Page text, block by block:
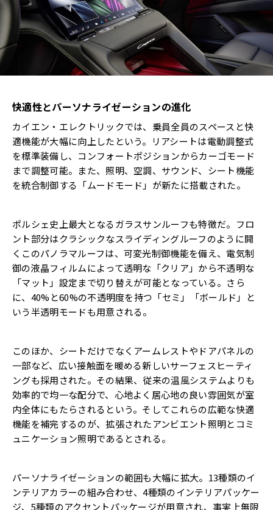
快適性とパーソナライゼーションの進化
カイエン・エレクトリックでは、乗員全員のスペースと快
適機能が大幅に向上したという。リアシートは電動調整式
を標準装備し、コンフォートポジションからカーゴモード
まで調整可能。また、照明、空調、サウンド、シート機能
を統合制御する「ムードモード」が新たに搭載された。
ポルシェ史上最大となるガラスサンルーフも特徴だ。フロ
ント部分はクラシックなスライディングルーフのように開
くこのパノラマルーフは、可変光制御機能を備え、電気制
御の液晶フィルムによって透明な「クリア」から不透明な
「マット」設定まで切り替えが可能となっている。さら
に、40%と60%の不透明度を持つ「セミ」「ボールド」と
いう半透明モードも用意される。
このほか、シートだけでなくアームレストやドアパネルの
一部など、広い接触面を暖める新しいサーフェスヒーティ
ングも採用された。その結果、従来の温風システムよりも
効率的で均一な配分で、心地よく居心地の良い雰囲気が室
内全体にもたらされるという。そしてこれらの広範な快適
機能を補完するのが、拡張されたアンビエント照明とコミ
ュニケーション照明であるとされる。
パーソナライゼーションの範囲も大幅に拡大。13種類のイ
ンテリアカラーの組み合わせ、4種類のインテリアパッケー
ジ、5種類のアクセントパッケージが用意され、事実上無限